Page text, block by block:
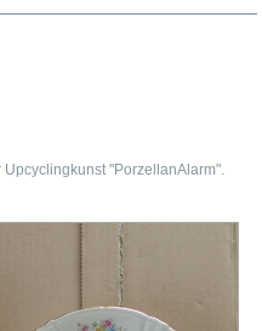
"PorzellanAlarm".